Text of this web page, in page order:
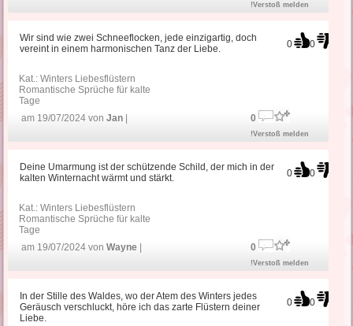
!Verstoß melden
0 0
Wir sind wie zwei Schneeflocken, jede einzigartig, doch
vereint in einem harmonischen Tanz der Liebe.
Kat.:Winters Liebesflüstern
Romantische Sprüche für kalte
Tage
am 19/07/2024 vonJan 0
!Verstoß melden
0 0
Deine Umarmung ist der schützende Schild, der mich in der
kalten Winternacht wärmt und stärkt.
Kat.:Winters Liebesflüstern
Romantische Sprüche für kalte
Tage
am 19/07/2024 vonWayne 0
!Verstoß melden
0 0
In der Stille des Waldes, wo der Atem des Winters jedes
Geräusch verschluckt, höre ich das zarte Flüstern deiner
Liebe.